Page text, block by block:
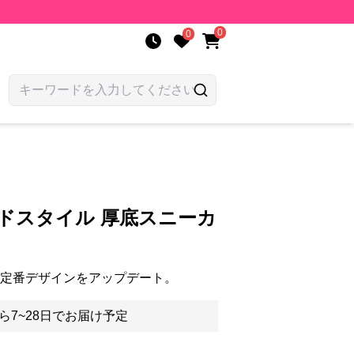
0 0
スタイル 厚底スニーカ
番デザインをアップデート。
7~28日でお届け予定